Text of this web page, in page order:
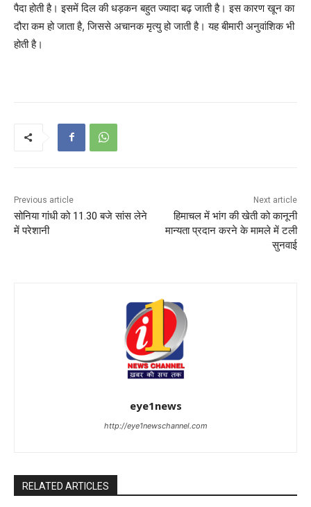
पैदा होती है। इसमें दिल की धड़कन बहुत ज्यादा बढ़ जाती है। इस कारण खून का
दौरा कम हो जाता है, जिससे अचानक मृत्यु हो जाती है। यह बीमारी अनुवांशिक भी
होती है।
Previous article
सोनिया गांधी को 11.30 बजे सांस लेने
में परेशानी
Next article
हिमाचल में भांग की खेती को कानूनी
मान्यता प्रदान करने के मामले में टली
सुनवाई
eye1news
http://eye1newschannel.com
RELATED ARTICLES